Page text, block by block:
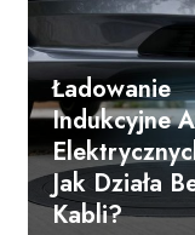
Ładowanie
Indukcyjne
Jak Działa
Kabli?